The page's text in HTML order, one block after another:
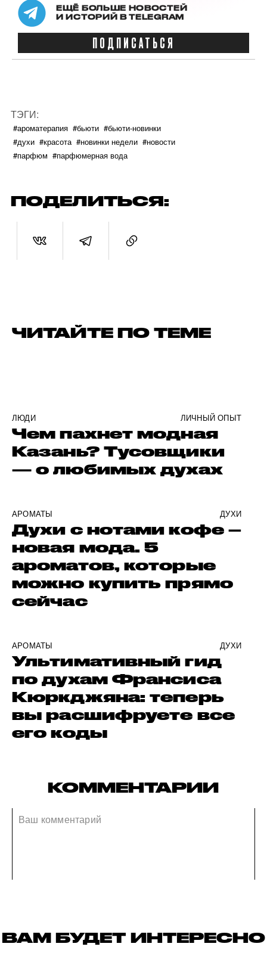
ЕЩЁ БОЛЬШЕ НОВОСТЕЙ
И ИСТОРИЙ В TELEGRAM
ПОДПИСАТЬСЯ
ТЭГИ:
#ароматерапия #бьюти #бьюти-новинки
#духи #красота #новинки недели #новости
#парфюм #парфюмерная вода
ПОДЕЛИТЬСЯ:
ЧИТАЙТЕ ПО ТЕМЕ
ЛЮДИ ЛИЧНЫЙ ОПЫТ
Чем пахнет модная
Казань? Тусовщики
— о любимых духах
АРОМАТЫ ДУХИ
Духи с нотами кофе –
новая мода. 5
ароматов, которые
можно купить прямо
сейчас
АРОМАТЫ ДУХИ
Ультимативный гид
по духам Франсиса
Кюркджяна: теперь
вы расшифруете все
его коды
КОММЕНТАРИИ
ВАМ БУДЕТ ИНТЕРЕСНО